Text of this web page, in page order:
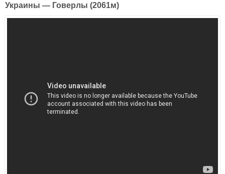
Украины — Говерлы (2061м)